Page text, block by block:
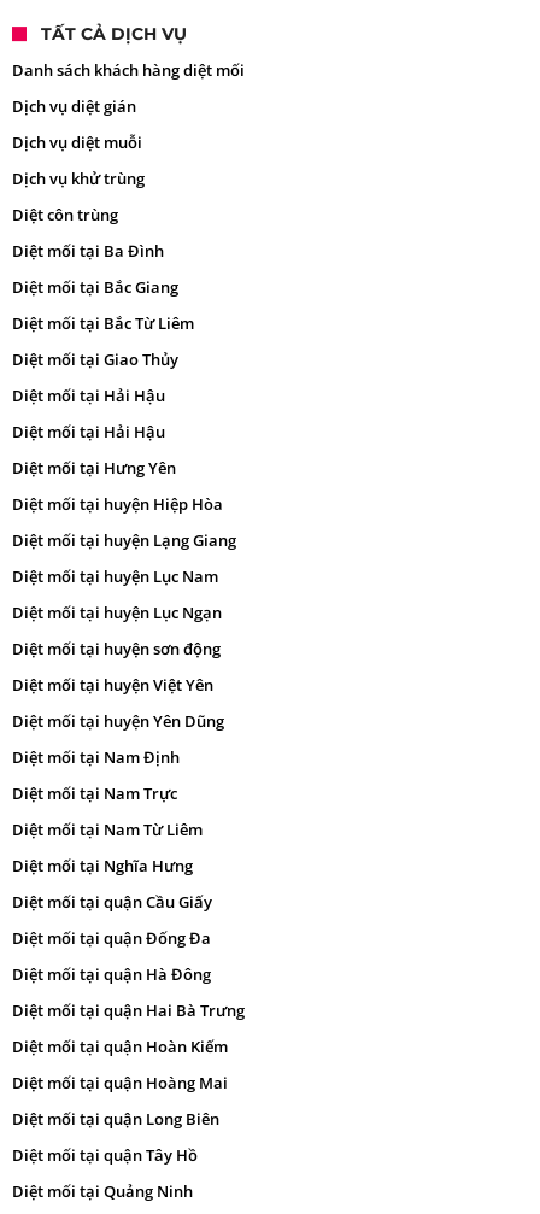
TẤT CẢ DỊCH VỤ
Danh sách khách hàng diệt mối
Dịch vụ diệt gián
Dịch vụ diệt muỗi
Dịch vụ khử trùng
Diệt côn trùng
Diệt mối tại Ba Đình
Diệt mối tại Bắc Giang
Diệt mối tại Bắc Từ Liêm
Diệt mối tại Giao Thủy
Diệt mối tại Hải Hậu
Diệt mối tại Hải Hậu
Diệt mối tại Hưng Yên
Diệt mối tại huyện Hiệp Hòa
Diệt mối tại huyện Lạng Giang
Diệt mối tại huyện Lục Nam
Diệt mối tại huyện Lục Ngạn
Diệt mối tại huyện sơn động
Diệt mối tại huyện Việt Yên
Diệt mối tại huyện Yên Dũng
Diệt mối tại Nam Định
Diệt mối tại Nam Trực
Diệt mối tại Nam Từ Liêm
Diệt mối tại Nghĩa Hưng
Diệt mối tại quận Cầu Giấy
Diệt mối tại quận Đống Đa
Diệt mối tại quận Hà Đông
Diệt mối tại quận Hai Bà Trưng
Diệt mối tại quận Hoàn Kiếm
Diệt mối tại quận Hoàng Mai
Diệt mối tại quận Long Biên
Diệt mối tại quận Tây Hồ
Diệt mối tại Quảng Ninh